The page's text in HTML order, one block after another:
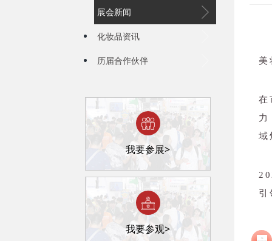
展会新闻
化妆品资讯
历届合作伙伴
我要参展>
我要参观>
美
在
力
域
引